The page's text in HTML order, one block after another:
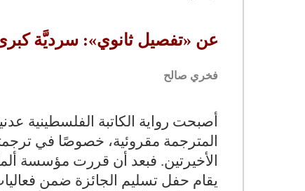
عن «تفصيل ثانوي»: سرديَّة
فخري صالح
أصبحت رواية الكاتبة الفلسطينية
المترجمة مقروئية، خصوصًا في
الأخيرتين. فبعد أن قررت مؤسسة